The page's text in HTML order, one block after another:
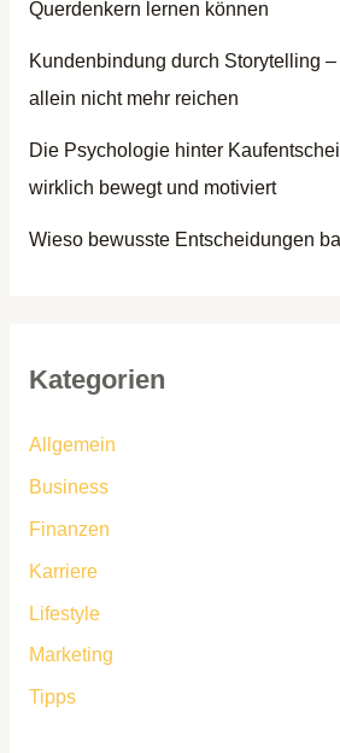
Querdenkern lernen können
Kundenbindung durch Storytelling –
allein nicht mehr reichen
Die Psychologie hinter
wirklich bewegt und motiviert
Wieso bewusste Entscheidungen
Kategorien
Allgemein
Business
Finanzen
Karriere
Lifestyle
Marketing
Tipps